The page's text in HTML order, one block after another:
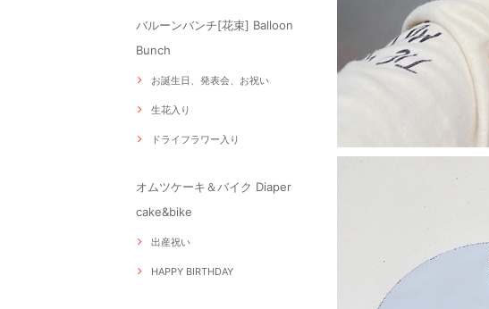
バルーンバンチ[花束] Balloon
Bunch
お誕生日、発表会、お祝い
生花入り
ドライフラワー入り
オムツケーキ＆バイク Diaper
cake&bike
出産祝い
HAPPY BIRTHDAY